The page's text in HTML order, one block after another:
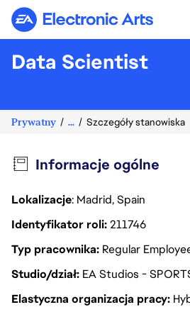
Electronic Arts
Data Scientist
Prywatny ... Szczegóły stanowiska
Informacje ogólne
Lokalizacje: Madrid, Spain
Identyfikator roli211746
Typ pracownika Regular
Studio/dział EA Studios -
Elastyczna organizacja pracy